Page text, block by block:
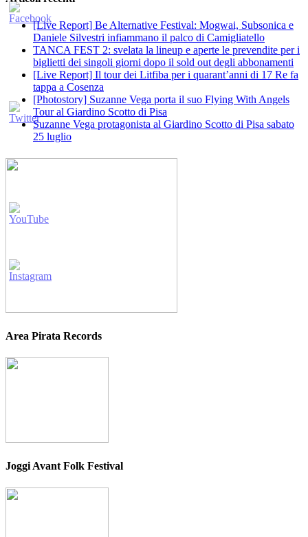
[Live Report] Be Alternative Festival: Mogwai, Subsonica e
Daniele Silvestri infiammano il palco di Camigliatello
TANCA FEST 2: svelata la lineup e aperte le prevendite per i
biglietti dei singoli giorni dopo il sold out degli abbonamenti
[Live Report] Il tour dei Litfiba per i quarant’anni di 17 Re fa
tappa a Cosenza
[Photostory] Suzanne Vega porta il suo Flying With Angels
Tour al Giardino Scotto di Pisa
Suzanne Vega protagonista al Giardino Scotto di Pisa sabato
25 luglio
Area Pirata Records
Joggi Avant Folk Festival